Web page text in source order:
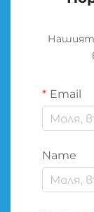
Нашият
Email
Name